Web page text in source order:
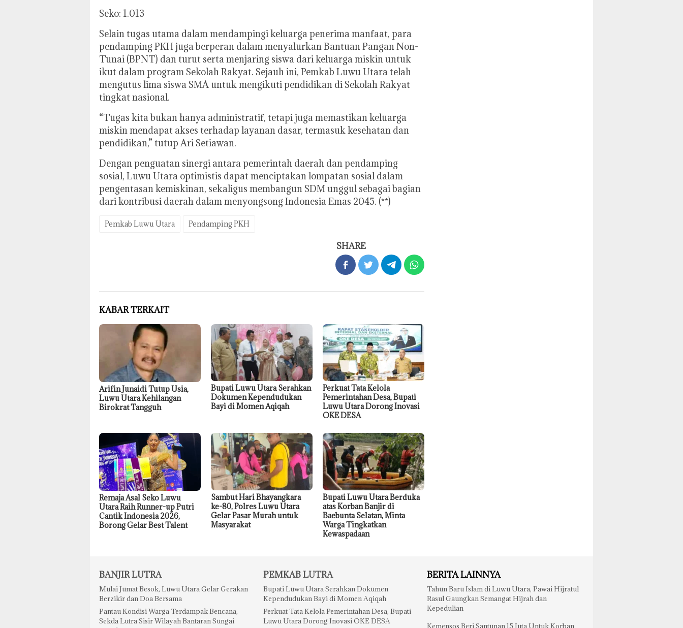
Seko: 1.013
Selain tugas utama dalam mendampingi keluarga penerima manfaat, para
pendamping PKH juga berperan dalam menyalurkan Bantuan Pangan Non-
Tunai (BPNT) dan turut serta menjaring siswa dari keluarga miskin untuk
ikut dalam program Sekolah Rakyat. Sejauh ini, Pemkab Luwu Utara telah
mengutus lima siswa SMA untuk mengikuti pendidikan di Sekolah Rakyat
tingkat nasional.
“Tugas kita bukan hanya administratif, tetapi juga memastikan keluarga
miskin mendapat akses terhadap layanan dasar, termasuk kesehatan dan
pendidikan,” tutup Ari Setiawan.
Dengan penguatan sinergi antara pemerintah daerah dan pendamping
sosial, Luwu Utara optimistis dapat menciptakan lompatan sosial dalam
pengentasan kemiskinan, sekaligus membangun SDM unggul sebagai bagian
dari kontribusi daerah dalam menyongsong Indonesia Emas 2045. (**)
Pemkab Luwu Utara Pendamping PKH
SHARE
KABAR TERKAIT
Arifin Junaidi Tutup Usia,
Luwu Utara Kehilangan
Birokrat Tangguh
Bupati Luwu Utara Serahkan
Dokumen Kependudukan
Bayi di Momen Aqiqah
Perkuat Tata Kelola
Pemerintahan Desa, Bupati
Luwu Utara Dorong Inovasi
OKE DESA
Remaja Asal Seko Luwu
Utara Raih Runner-up Putri
Cantik Indonesia 2026,
Borong Gelar Best Talent
Sambut Hari Bhayangkara
ke-80, Polres Luwu Utara
Gelar Pasar Murah untuk
Masyarakat
Bupati Luwu Utara Berduka
atas Korban Banjir di
Baebunta Selatan, Minta
Warga Tingkatkan
Kewaspadaan
BANJIR LUTRA
Mulai Jumat Besok, Luwu Utara Gelar Gerakan
Berzikir dan Doa Bersama
Pantau Kondisi Warga Terdampak Bencana,
Sekda Lutra Sisir Wilayah Bantaran Sungai
PEMKAB LUTRA
Bupati Luwu Utara Serahkan Dokumen
Kependudukan Bayi di Momen Aqiqah
Perkuat Tata Kelola Pemerintahan Desa, Bupati
Luwu Utara Dorong Inovasi OKE DESA
BERITA LAINNYA
Tahun Baru Islam di Luwu Utara, Pawai Hijratul
Rasul Gaungkan Semangat Hijrah dan
Kepedulian
Kemensos Beri Santunan 15 Juta Untuk Korban